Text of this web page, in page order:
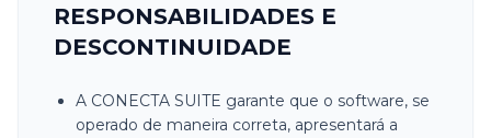
RESPONSABILIDADES E
DESCONTINUIDADE
A CONECTA SUITE garante que o software, se
operado de maneira correta, apresentará a